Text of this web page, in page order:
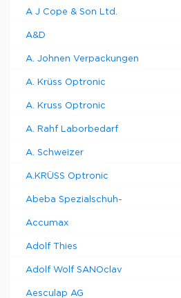
A J Cope & Son Ltd.
A&D
A. Johnen Verpackungen
A. Krüss Optronic
A. Kruss Optronic
A. Rahf Laborbedarf
A. Schweizer
A.KRÜSS Optronic
Abeba Spezialschuh-
Accumax
Adolf Thies
Adolf Wolf SANOclav
Aesculap AG